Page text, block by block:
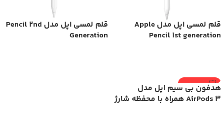
قلم لمسی اپل مدل Apple
Pencil 1st generation
قلم لمسی اپل مدل Pencil 2nd
Generation
ناموجود
هدفون بی سیم اپل مدل
AirPods 3 همراه با محفظه شارژ